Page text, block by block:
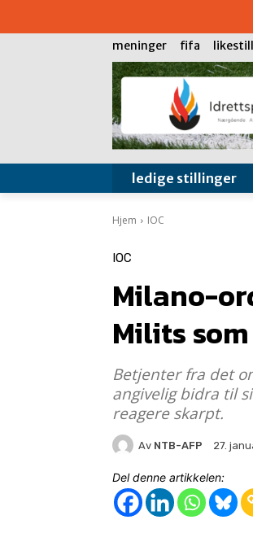
meninger fifa
ledige stillinger
Hjem IOC
IOC
Milano-
Milits
Betjenter fra det
angivelig bidra til
reagere skarpt.
Av NTB-AFP 27.
Del denne artikkelen: